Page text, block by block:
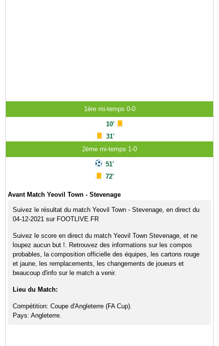
1ère mi-temps 0-0
10'
31'
2ème mi-temps 1-0
51'
72'
Avant Match Yeovil Town - Stevenage
Suivez le résultat du match Yeovil Town - Stevenage, en direct du
04-12-2021 sur FOOTLIVE.FR
Suivez le score en direct du match Yeovil Town Stevenage, et ne
loupez aucun but !. Retrouvez des informations sur les compos
probables, la composition officielle des équipes, les cartons rouge
et jaune, les remplacements, les changements de joueurs et
beaucoup d'info sur le match a venir.
Lieu du Match:
Compétition: Coupe d'Angleterre (FA Cup).
Pays: Angleterre.